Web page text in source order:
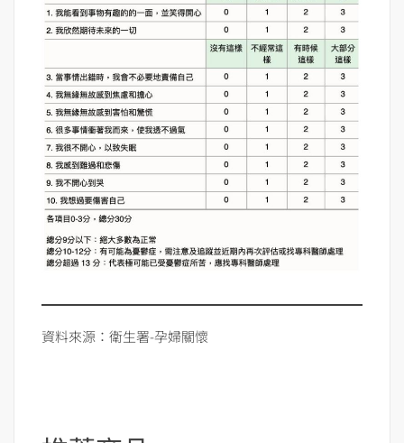
資料來源：衛生署-孕婦關懷